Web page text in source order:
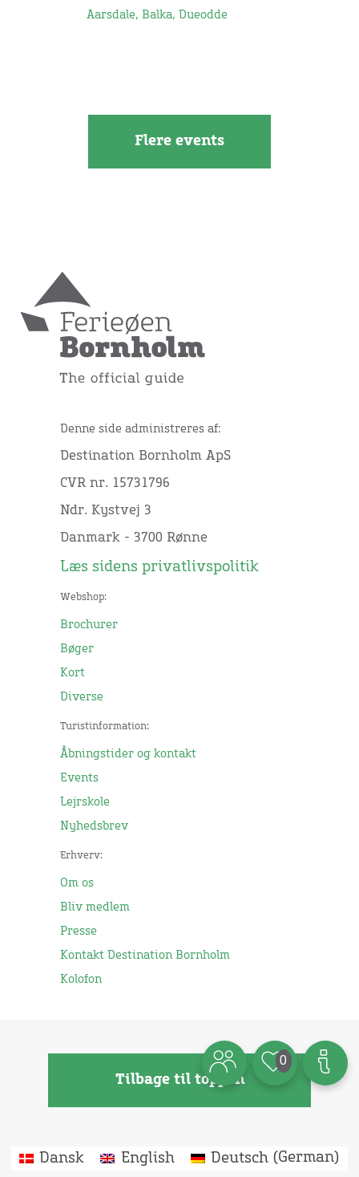
Aarsdale, Balka, Dueodde
Flere events
Denne side administreres af:
Destination Bornholm ApS
CVR nr. 15731796
Ndr. Kystvej 3
Danmark - 3700 Rønne
Læs sidens privatlivspolitik
Webshop:
Brochurer
Bøger
Kort
Diverse
Turistinformation:
Åbningstider og kontakt
Events
Lejrskole
Nyhedsbrev
Erhverv:
Om os
Bliv medlem
Presse
Kontakt Destination Bornholm
Kolofon
Tilbage til toppen
0
Dansk English Deutsch(German)